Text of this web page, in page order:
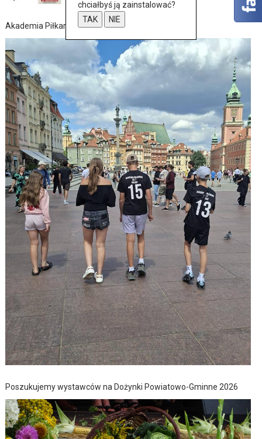
Akademia Piłkarska nie próżnuje
Poszukujemy wystawców na Dożynki Powiatowo-Gminne 2026
chciałbyś ją zainstalować?
TAK
NIE